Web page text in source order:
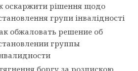
оскаржити рішення щодо
групи інвалідності
обжаловать решение об
группы
боргу за розпискою